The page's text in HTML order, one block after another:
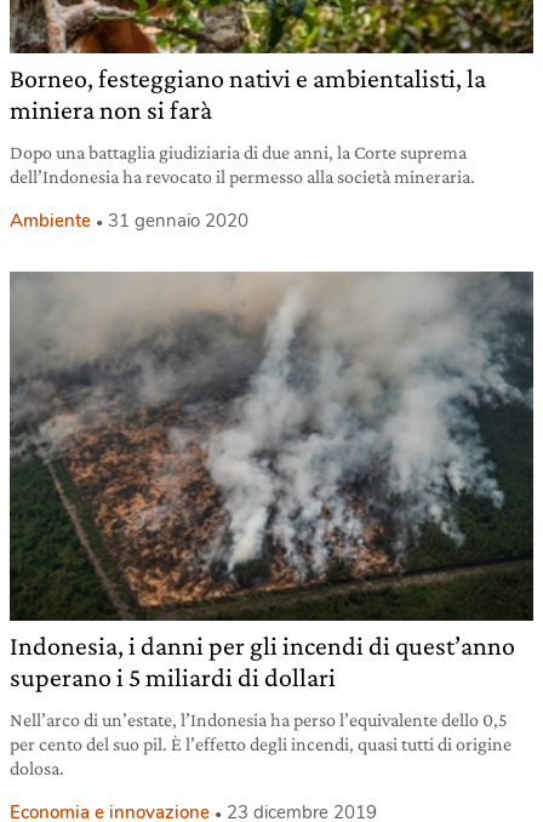
Borneo, festeggiano nativi e ambientalisti, la
miniera non si farà
Dopo una battaglia giudiziaria di due anni, la Corte suprema
dell’Indonesia ha revocato il permesso alla società mineraria.
Ambiente 31 gennaio 2020
Indonesia, i danni per gli incendi di quest’anno
superano i 5 miliardi di dollari
Nell’arco di un’estate, l’Indonesia ha perso l’equivalente dello 0,5
per cento del suo pil. È l’effetto degli incendi, quasi tutti di origine
dolosa.
Economia e innovazione 23 dicembre 2019